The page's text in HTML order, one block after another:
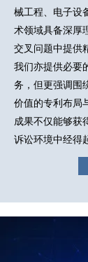
械工程、电子设
术领域具备深厚
交叉问题中提供
我们亦提供必要
务，但更强调围
价值的专利布局
成果不仅能够获
诉讼环境中经得